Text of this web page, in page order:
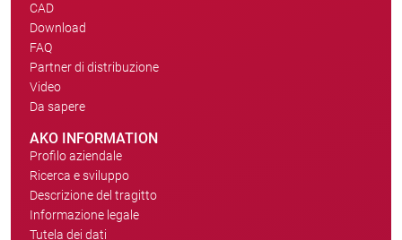
CAD
Download
FAQ
Partner di distribuzione
Video
Da sapere
AKO INFORMATION
Profilo aziendale
Ricerca e sviluppo
Descrizione del tragitto
Informazione legale
Tutela dei dati